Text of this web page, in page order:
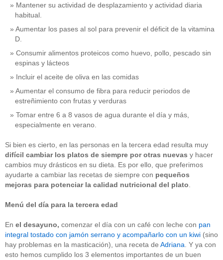
Mantener su actividad de desplazamiento y actividad diaria
habitual.
Aumentar los pases al sol para prevenir el déficit de la vitamina
D.
Consumir alimentos proteicos como huevo, pollo, pescado sin
espinas y lácteos
Incluir el aceite de oliva en las comidas
Aumentar el consumo de fibra para reducir periodos de
estreñimiento con frutas y verduras
Tomar entre 6 a 8 vasos de agua durante el día y más,
especialmente en verano.
Si bien es cierto, en las personas en la tercera edad resulta muy
difícil cambiar los platos de siempre por otras nuevas y hacer
cambios muy drásticos en su dieta. Es por ello, que preferimos
ayudarte a cambiar las recetas de siempre con pequeños
mejoras para potenciar la calidad nutricional del plato
Menú del día para la tercera edad
En el desayuno, comenzar el día con un café con leche con pan
integral tostado con jamón serrano y acompañarlo con un kiwi (sino
hay problemas en la masticación), una receta de Adriana . Y ya con
esto hemos cumplido los 3 elementos importantes de un buen